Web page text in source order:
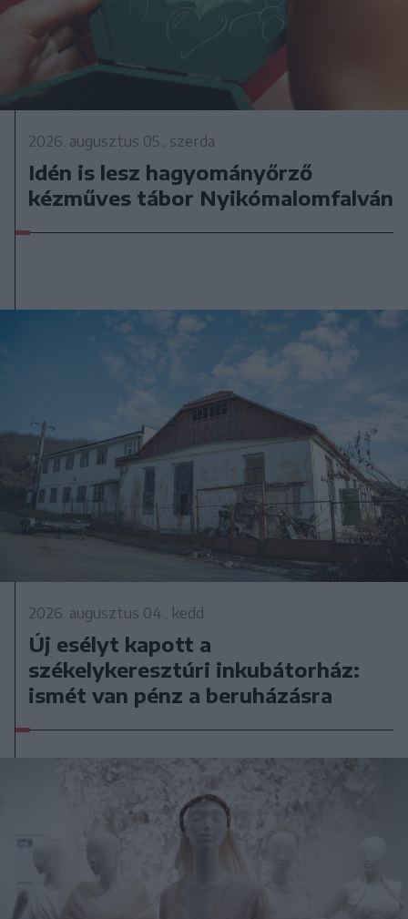
2026. augusztus 05., szerda
Idén is lesz hagyományőrző
kézműves tábor Nyikómalomfalván
2026. augusztus 04., kedd
Új esélyt kapott a
székelykeresztúri inkubátorház:
ismét van pénz a beruházásra